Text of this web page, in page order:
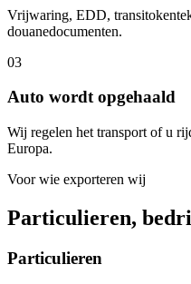
Vrijwaring, EDD,
douanedocumenten.
03
Auto wordt opgehaald
Wij regelen het transport of u
Europa.
Voor wie exporteren wij
Particulieren,
Particulieren